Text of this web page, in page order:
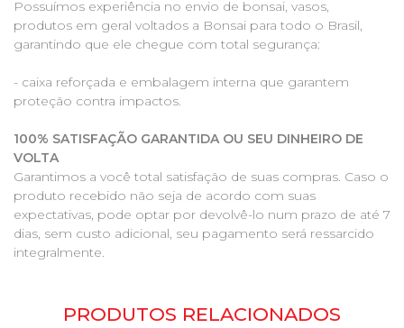
Possuímos experiência no envio de bonsai, vasos,
produtos em geral voltados a Bonsai para todo o Brasil,
garantindo que ele chegue com total segurança:
- caixa reforçada e embalagem interna que garantem
proteção contra impactos.
100% SATISFAÇÃO GARANTIDA OU SEU DINHEIRO DE
VOLTA
Garantimos a você total satisfação de suas compras. Caso o
produto recebido não seja de acordo com suas
expectativas, pode optar por devolvê-lo num prazo de até 7
dias, sem custo adicional, seu pagamento será ressarcido
integralmente.
PRODUTOS RELACIONADOS